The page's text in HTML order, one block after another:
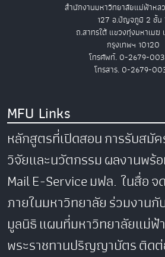
สำนักงานมหาวิทยาลัยแม่ฟ้าหล
127 อ.ปัญจภูมิ 2 ชั้น
ถ.สาทรใต้ แขวงทุ่งมหาเมฆ
กรุงเทพฯ 10120
โทรศัพท์. 0-2679-
โทรสาร. 0-2679-
MFU Links
หลักสูตรที่เปิดสอนการรับสมั
วิจัยและนวัตกรรมผลงานพร้
MailE-Serviceมฟล. ในสื่อจ
ภายในมหาวิทยาลัยร่วมงาน
มูลนิธิแผนที่มหาวิทยาลัยแม่ฟ้
พระราชทานปริญญาบัตรติด